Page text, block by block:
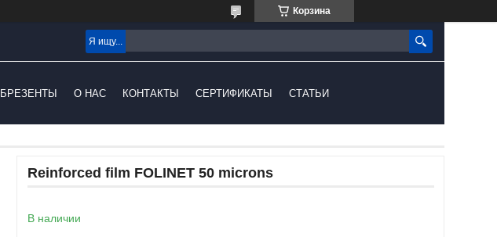
Корзина
БРЕЗЕНТЫ О НАС КОНТАКТЫ СЕРТИФИКАТЫ СТАТЬИ
Reinforced film FOLINET 50 microns
В наличии